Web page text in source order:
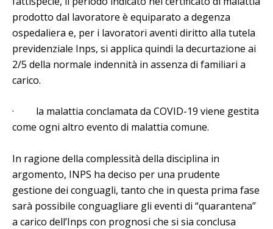
prodotto dal lavoratore è equiparato a degenza
ospedaliera e, per i lavoratori aventi diritto alla tutela
previdenziale Inps, si applica quindi la decurtazione ai
2/5 della normale indennità in assenza di familiari a
carico.
· la malattia conclamata da COVID-19 viene gestita
come ogni altro evento di malattia comune.
In ragione della complessità della disciplina in
argomento, INPS ha deciso per una prudente
gestione dei conguagli, tanto che in questa prima fase
sarà possibile conguagliare gli eventi di “quarantena”
a carico dell’Inps con prognosi che si sia conclusa